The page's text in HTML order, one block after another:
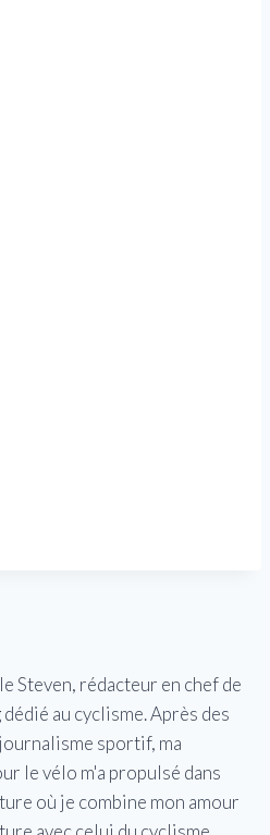
Steven, rédacteur en chef de
au cyclisme. Après des
sportif, ma
le vélo m'a propulsé dans
où je combine mon amour